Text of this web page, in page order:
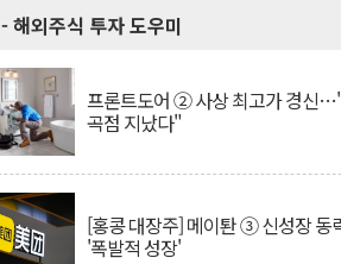
- 해외주식 투자 도우미
프론트도어 ② 사상 최고가 경신
곡점 지났다"
[홍콩 대장주] 메이퇀 ③ 신성장 동
'폭발적 성장'